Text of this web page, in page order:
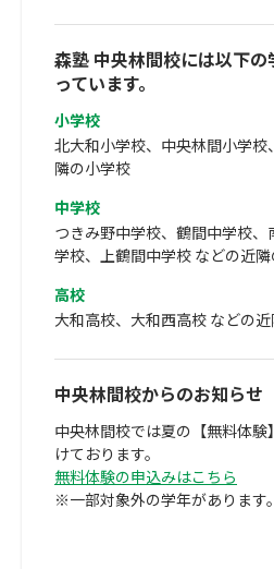
森塾 中央林間校には以下
っています。
小学校
北大和小学校、中央林間小学
隣の小学校
中学校
つきみ野中学校、鶴間中学校
学校、上鶴間中学校 などの近
高校
大和高校、大和西高校 などの
中央林間校からのお知らせ
中央林間校では夏の【無料体
けております。
無料体験の申込みはこちら
※一部対象外の学年があります。